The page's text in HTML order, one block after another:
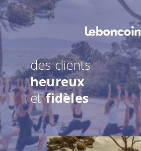
des clients
heureux
etfidèles